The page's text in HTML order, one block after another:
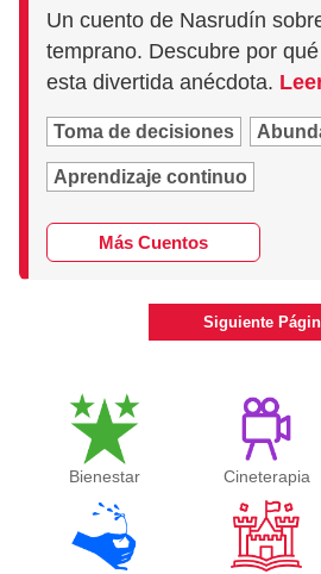
Un cuento de Nasrudín
temprano. Descubre por
esta divertida anécdota.
Toma de decisiones
Aprendizaje continuo
Más Cuentos
Siguiente
Bienestar Cineterapia